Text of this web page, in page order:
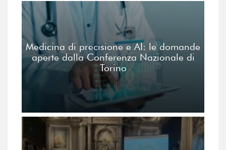
Medicina di precisione e AI: le domande
aperte dalla Conferenza Nazionale di
Torino